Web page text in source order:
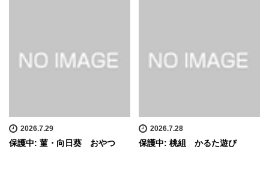
2026.7.29
保護中: 菫・向日葵 おやつ
2026.7.28
保護中: 桃組 かるた遊び